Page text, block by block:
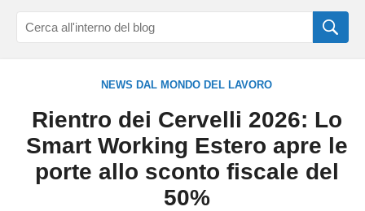
NEWS DAL MONDO DEL LAVORO
Rientro dei Cervelli 2026: Lo
Smart Working Estero apre le
porte allo sconto fiscale del
50%